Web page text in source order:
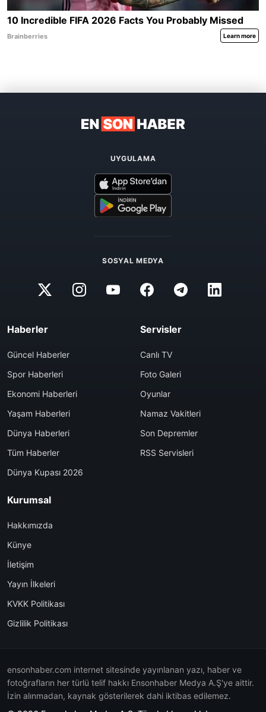
UYGULAMA
SOSYAL MEDYA
Haberler
Güncel Haberler
Spor Haberleri
Ekonomi Haberleri
Yaşam Haberleri
Dünya Haberleri
Tüm Haberler
Dünya Kupası 2026
Servisler
Canlı TV
Foto Galeri
Oyunlar
Namaz Vakitleri
Son Depremler
RSS Servisleri
Kurumsal
Hakkımızda
Künye
İletişim
Yayın İlkeleri
KVKK Politikası
Gizlilik Politikası
ensonhaber.com internet sitesinde yayınlanan yazı, haber ve
fotoğrafların her türlü telif hakkı Ensonhaber Medya A.Ş'ye aittir.
İzin alınmadan, kaynak gösterilerek dahi iktibas edilemez.